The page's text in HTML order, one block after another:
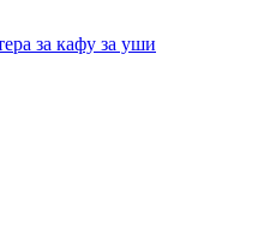
за кафу за уши